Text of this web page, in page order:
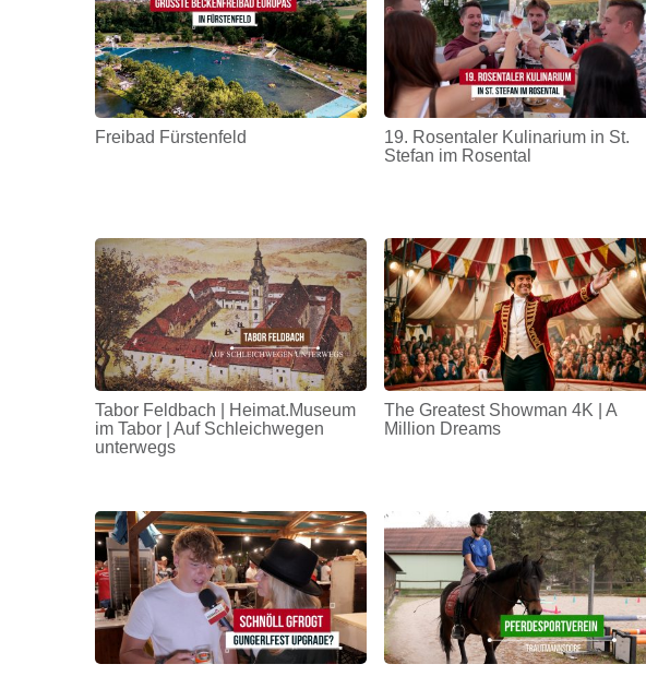
Freibad Fürstenfeld
19. Rosentaler Kulinarium in St.
Stefan im Rosental
Tabor Feldbach | Heimat.Museum
im Tabor | Auf Schleichwegen
unterwegs
The Greatest Showman 4K | A
Million Dreams